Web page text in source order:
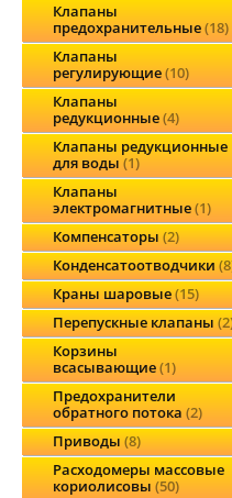
Клапаны
предохранительные 18
Клапаны
регулирующие 10
Клапаны
редукционные 4
Клапаны редукционные
для воды 1
Клапаны
электромагнитные 1
Компенсаторы 2
Конденсатоотводчики 8
Краны шаровые 15
Перепускные клапаны 2
Корзины
всасывающие 1
Предохранители
обратного потока 2
Приводы 8
Расходомеры массовые
кориолисовы 50